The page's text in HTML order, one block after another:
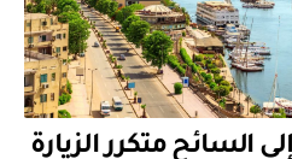
السائح متكرر الزيارة